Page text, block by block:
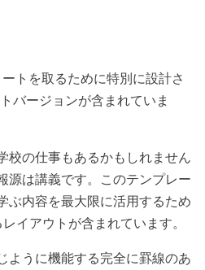
ートを取るために特別に設計さ
バージョンが含まれていま
校の仕事もあるかもしれません
源は講義です。このテンプレー
ぶ内容を最大限に活用するため
イアウトが含まれています。
ように機能する完全に罫線のあ